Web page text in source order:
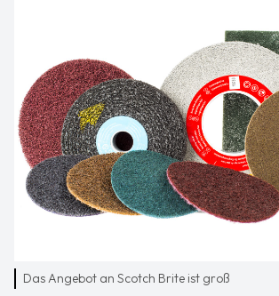
Das Angebot an Scotch Brite ist groß